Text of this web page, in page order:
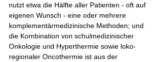
nutzt etwa die Hälfte aller Patienten - oft auf
eigenen Wunsch - eine oder mehrere
komplementärmedizinische Methoden; und
die Kombination von schulmedizinischer
Onkologie und Hyperthermie sowie loko-
regionaler Oncothermie ist aus der